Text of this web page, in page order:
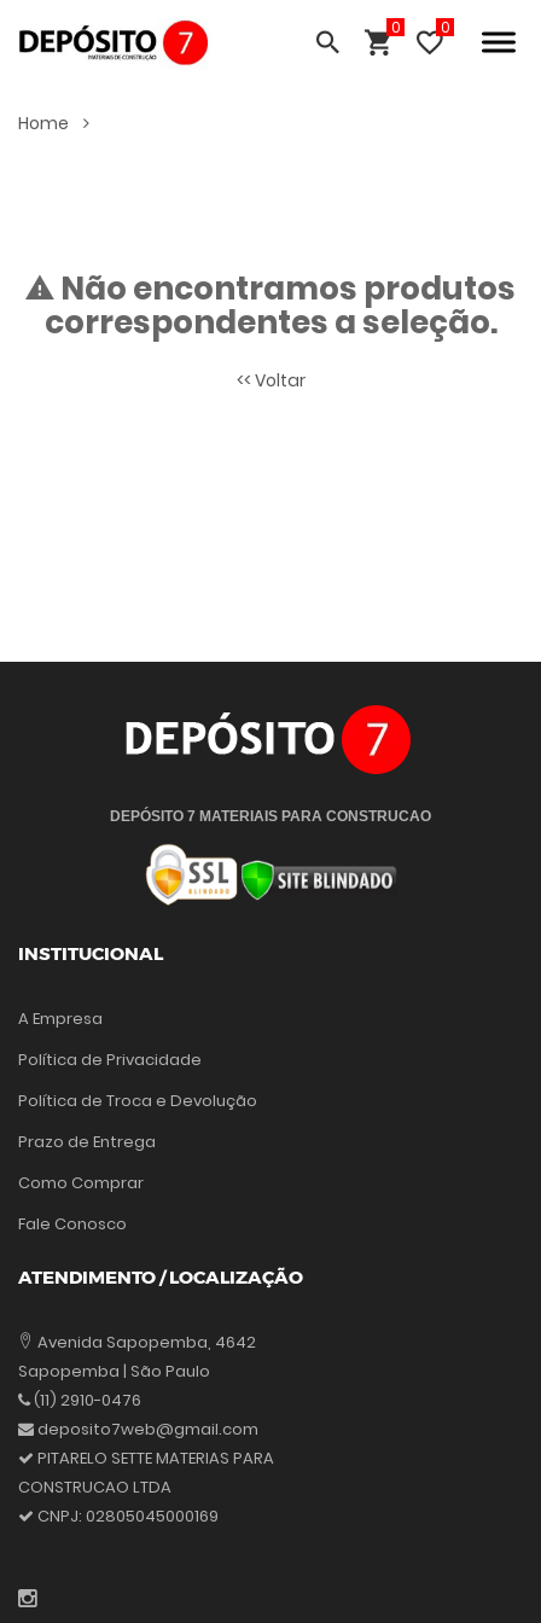
0
Home
Não encontramos produtos
correspondentes a seleção.
<< Voltar
DEPÓSITO 7 MATERIAIS PARA CONSTRUCAO
INSTITUCIONAL
A Empresa
Política de Privacidade
Política de Troca e Devolução
Prazo de Entrega
Como Comprar
Fale Conosco
ATENDIMENTO / LOCALIZAÇÃO
Avenida Sapopemba, 4642
Sapopemba | São Paulo
(11) 2910-0476
deposito7web@gmail.com
PITARELO SETTE MATERIAS PARA
CONSTRUCAO LTDA
CNPJ: 02805045000169